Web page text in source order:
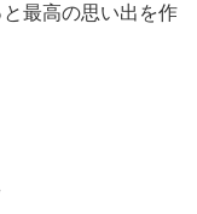
最高の思い出を作